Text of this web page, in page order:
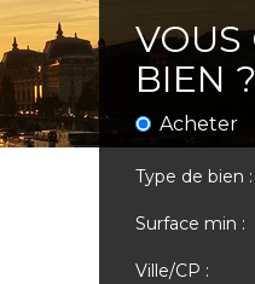
VOUS
BIEN ?
Acheter
Type de bien :
Surface min :
Ville/CP :